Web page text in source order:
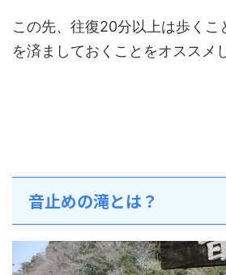
この先、往復20分以上は歩くこ
を済ましておくことをオススメ
音止めの滝とは？